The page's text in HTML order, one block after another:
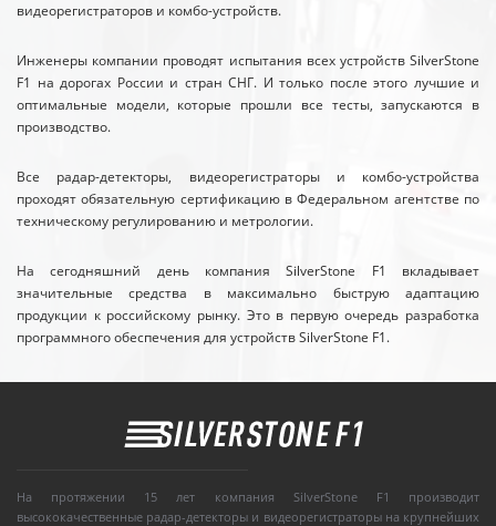
видеорегистраторов и комбо-устройств.
Инженеры компании проводят испытания всех устройств SilverStone
F1 на дорогах России и стран СНГ. И только после этого лучшие и
оптимальные модели, которые прошли все тесты, запускаются в
производство.
Все радар-детекторы, видеорегистраторы и комбо-устройства
проходят обязательную сертификацию в Федеральном агентстве по
техническому регулированию и метрологии.
На сегодняшний день компания SilverStone F1 вкладывает
значительные средства в максимально быструю адаптацию
продукции к российскому рынку. Это в первую очередь разработка
программного обеспечения для устройств SilverStone F1.
На протяжении 15 лет компания SilverStone F1 производит
высококачественные радар-детекторы и видеорегистраторы на крупнейших